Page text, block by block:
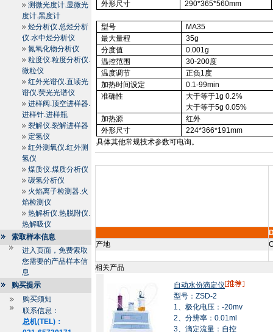
测微光度计.显微光
度计.黑度计
烃分析仪.总烃分析
仪.水中烃分析仪
氮氧化物分析仪
粒度仪.粒度分析仪.
微粒仪
红外光谱仪.直读光
谱仪.荧光光谱仪
进样阀.顶空进样器.
进样针.进样瓶
裂解仪.裂解进样器
定氢仪
红外测氧仪.红外测
氢仪
煤质仪.煤质分析仪
碳氢分析仪
火焰离子检测器.火
焰检测仪
热解析仪.热脱附仪.
热解吸仪
索取样本信息
进入页面，免费索取
您需要的产品样本信
息
购买提示
购买须知
联系信息：
总机(TEL)：
外形尺寸
290*365*560mm
型号
MA35
最大量程
35g
分度值
0.001g
温控范围
30-200度
温度调节
正负1度
加热时间设定
0.1-99min
准确性
大于等于1g 0.2%
大于等于5g 0.05%
加热源
红外
外形尺寸
224*366*191mm
具体其他常规技术参数可电询。
产地
相关产品
自动水份滴定仪
型号：ZSD-2
1、极化电压：-20mv
2、分辨率：0.01ml
3、滴定流量：自控